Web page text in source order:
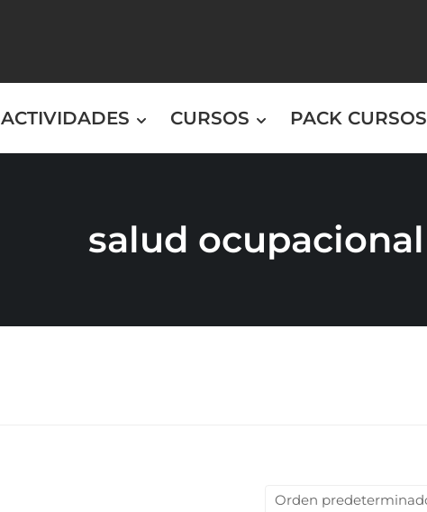
ACTIVIDADES CURSOS PACK CURSOS
salud ocupacional